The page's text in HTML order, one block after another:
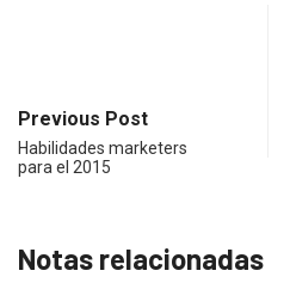
Previous Post
Habilidades marketers
para el 2015
Notas relacionadas